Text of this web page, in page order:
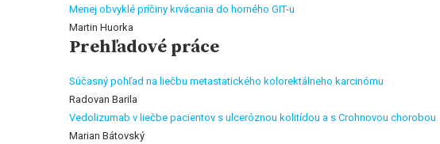
Menej obvyklé príčiny krvácania do horného GIT-u
Martin Huorka
Prehľadové práce
Súčasný pohľad na liečbu metastatického kolorektálneho karcinómu
Radovan Barila
Vedolizumab v liečbe pacientov s ulceróznou kolitídou a s Crohnovou chorobou
Marian Bátovský